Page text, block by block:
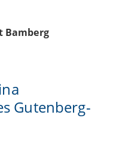
Bamberg
Gutenberg-